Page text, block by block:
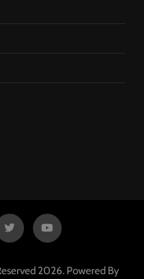
2026. Powered By